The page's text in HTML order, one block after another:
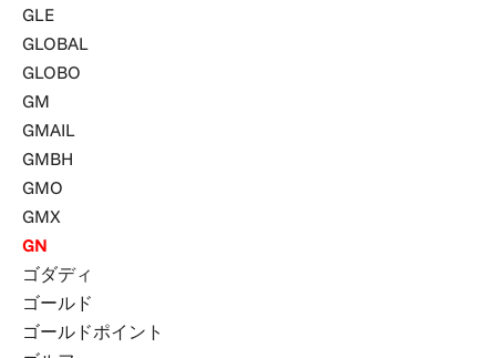
GLE
GLOBAL
GLOBO
GM
GMAIL
GMBH
GMO
GMX
GN
ゴダディ
ゴールド
ゴールドポイント